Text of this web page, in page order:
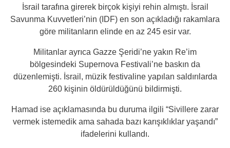
İsrail tarafına girerek birçok kişiyi rehin almıştı. İsrail
Savunma Kuvvetleri’nin (IDF) en son açıkladığı rakamlara
göre militanların elinde en az 245 esir var.
Militanlar ayrıca Gazze Şeridi’ne yakın Re’im
bölgesindeki Supernova Festivali’ne baskın da
düzenlemişti. İsrail, müzik festivaline yapılan saldırılarda
260 kişinin öldürüldüğünü bildirmişti.
Hamad ise açıklamasında bu duruma ilgili “Sivillere zarar
vermek istemedik ama sahada bazı karışıklıklar yaşandı”
ifadelerini kullandı.